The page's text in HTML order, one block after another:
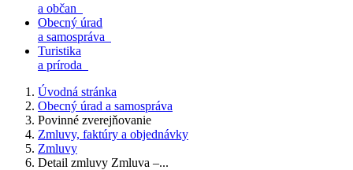
a občan
Obecný úrad
a samospráva
Turistika
a príroda
Úvodná stránka
Obecný úrad a samospráva
Povinné zverejňovanie
Zmluvy, faktúry a objednávky
Zmluvy
Detail zmluvy Zmluva –...